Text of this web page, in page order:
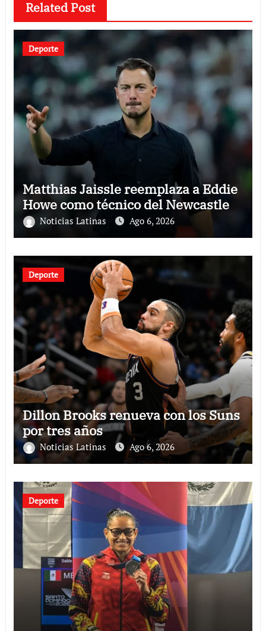
Related Post
Deporte
Matthias Jaissle reemplaza a Eddie
Howe como técnico del Newcastle
Noticias Latinas Ago 6, 2026
Deporte
Dillon Brooks renueva con los Suns
por tres años
Noticias Latinas Ago 6, 2026
Deporte